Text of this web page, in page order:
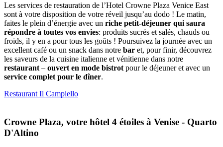
Les services de restauration de l’Hotel Crowne Plaza Venice East
sont à votre disposition de votre réveil jusqu’au dodo ! Le matin,
faites le plein d’énergie avec un riche petit-déjeuner qui saura
répondre à toutes vos envies: produits sucrés et salés, chauds ou
froids, il y en a pour tous les goûts ! Poursuivez la journée avec un
excellent café ou un snack dans notre bar et, pour finir, découvrez
les saveurs de la cuisine italienne et vénitienne dans notre
restaurant – ouvert en mode bistrot pour le déjeuner et avec un
service complet pour le dîner.
Restaurant Il Campiello
Crowne Plaza, votre hôtel 4 étoiles à Venise - Quarto
D'Altino